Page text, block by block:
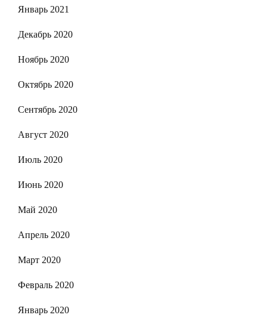
Январь 2021
Декабрь 2020
Ноябрь 2020
Октябрь 2020
Сентябрь 2020
Август 2020
Июль 2020
Июнь 2020
Май 2020
Апрель 2020
Март 2020
Февраль 2020
Январь 2020